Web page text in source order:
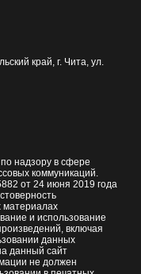
край, г. Чита, ул.
надзору в сфере
коммуникаций.
от 24 июня 2019 года
и использование
включая
данных
данный сайт
не должен